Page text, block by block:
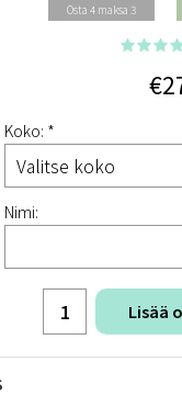
Osta 4 maksa 3
Koko: *
Nimi:
Lisää